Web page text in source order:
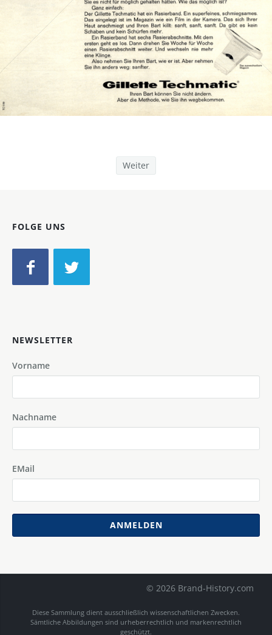
Weiter
FOLGE UNS
NEWSLETTER
Vorname
Nachname
EMail
ANMELDEN
© 2026 Brand-History.com
Diese Sammlung dient ausschließlich wissenschaftlichen Zwecken.
Sämtliche Abbildungen sind urheberrechtlich und markenrechtlich
geschützt.